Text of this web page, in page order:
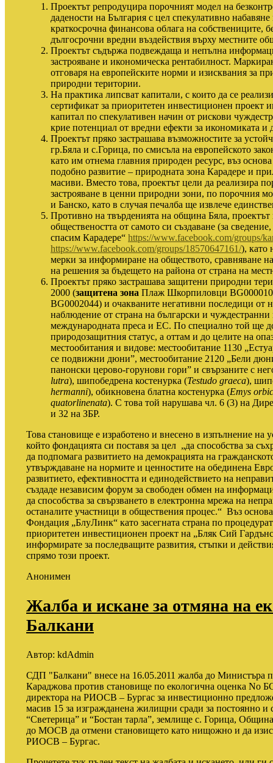
Проектът репродуцира порочният модел на
дадености на България с цел спекулативно
краткосрочна финансова облага на собствениците,
дългосрочни вредни въздействия върху местните
Проектът съдържа подвеждаща и непълна
застрояване и икономическа рентабилност.
отговаря на европейските норми и изисквания за
природни територии.
На практика липсват капитали, с които да се
сертификат за приоритетен инвестиционен проект
капитал по спекулативен начин от рискови
крие потенциал от вредни ефекти за икономиката и
Проектът пряко застрашава възможностите за
гр.Бяла и с.Горица, по смисъла на европейското
като им отнема главния природен ресурс, въз
подобно развитие – природната зона Карадере и
масиви. Вместо това, проектът цели да реализира
застрояване в ценни природни зони, по порочния
и Банско, като в случая печалба ще извлече
Противно на твърденията на община Бяла, проектът
обществеността от самото си създаване (за сведение,
спасим Карадере“ https://www.facebook.com/groups/
https://www.facebook.com/groups/18570647161/), като
мерки за информиране на обществото, сравняване
на решения за бъдещето на района от страна на
Проектът пряко застрашава защитени природни
2000 (защитена зона Плаж Шкорпиловци
BG0002044) и очакваните негативни последици от
наблюдение от страна на български и
международната преса и ЕС. По специално той ще
природозащитния статус, а оттам и до целите на
местообитания и видове: местообитание 1130
се подвижни дюни”, местообитание 2120 „Бели
панонски церово-горунови гори” и свързаните с
lutra), шипобедрена костенурка (Testudo graeca),
hermanni), обикновена блатна костенурка (Emys
quatorlinenata). С това той нарушава чл. 6 (3) на
и 32 на ЗБР.
Това становище е изработено и внесено в изпълнение на
който фондацията си поставя за цел „да способства за
да подпомага развитието на демокрацията на
утвърждаване на нормите и ценностите на обединена
развитието, ефективността и единодействието на
създаде независим форум за свободен обмен на
да способства за свързването в електронна мрежа на
останалите участници в обществения процес.“ Въз
Фондация „БлуЛинк“ като засегната страна по
приоритетен инвестиционен проект на „Бляк Сий
информирате за последващите развития, стъпки и
спрямо този проект.
Анонимен
Жалба и искане за отмяна на
Балкани
Автор: kdAdmin
СДП "Балкани" внесе на 16.05.2011 жалба до Министъра
Караджова против становище по екологична оценка No
директора на РИОСВ – Бургас за инвестиционно
масив 15 за изгражданена жилищни сради за постоянно и
“Светерица” и “Бостан тарла”, землище с. Горица,
до МОСВ да отмени становището като нищожно и да
РИОСВ – Бургас.